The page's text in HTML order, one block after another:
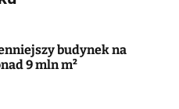
budynek na
9 mln m²